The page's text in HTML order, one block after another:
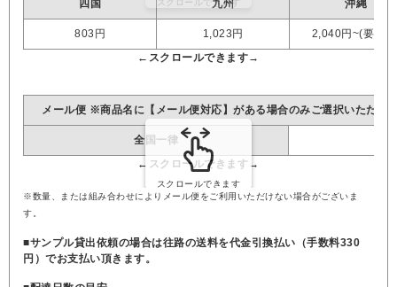
四国 九州 沖縄
803円 1,023円 2,040円~(要見
メール便 ※商品名に【メール便対応】がある場合のみご選択いただけ
全国一律
※数量、または組み合わせによりメール便をご利用いただけない場合がございま
す。
■サンプル貸出依頼の場合は往路の送料を代金引換払い（手数料330
円）でお支払い頂きます。